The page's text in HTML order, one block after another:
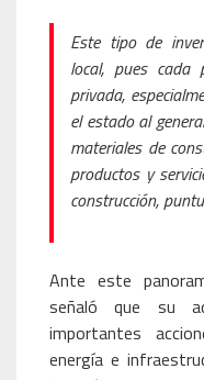
Este tipo de
local, pues cada
privada,
el estado al
materiales de
productos y
construcción,
Ante este
señaló que su
importantes
energía e